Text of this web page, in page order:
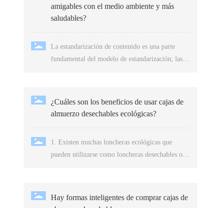
amigables con el medio ambiente y más
saludables?
La estandarización de contenido es una parte
fundamental del modelo de estandarización; las
sistema, como la planificación de cajas
para almuerzos, el uso de las cajas para
almuerzos, entre otros, lo que constituye la
¿Cuáles son los beneficios de usar cajas de
almuerzo desechables ecológicas?
1. Existen muchas loncheras ecológicas que
pueden utilizarse como loncheras desechables o
Hay formas inteligentes de comprar cajas de